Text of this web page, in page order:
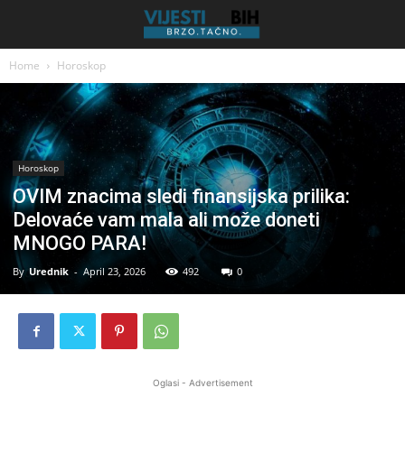
Home Horoskop
Horoskop
OVIM znacima sledi finansijska prilika:
Delovaće vam mala ali može doneti
MNOGO PARA!
By Urednik - April 23, 2026 492 0
Oglasi - Advertisement